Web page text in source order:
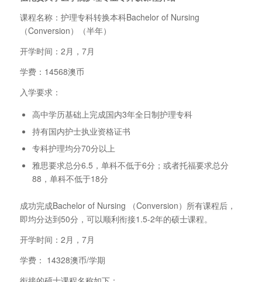
课程名称：护理专科转换本科Bachelor of Nursing
（Conversion）（半年）
开学时间：2月，7月
学费：14568澳币
入学要求：
高中学历基础上完成国内3年全日制护理专科
持有国内护士执业资格证书
专科护理均分70分以上
雅思要求总分6.5，单科不低于6分；或者托福要求总分
88，单科不低于18分
成功完成Bachelor of Nursing （Conversion）所有课程后，
即均分达到50分，可以顺利衔接1.5-2年的硕士课程。
开学时间：2月，7月
学费： 14328澳币/学期